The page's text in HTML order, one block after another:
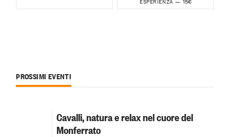
PROSSIMI EVENTI
Cavalli, natura e relax nel cuore del
Monferrato